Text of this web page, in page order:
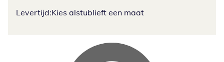
Levertijd:Kies alstublieft een maat